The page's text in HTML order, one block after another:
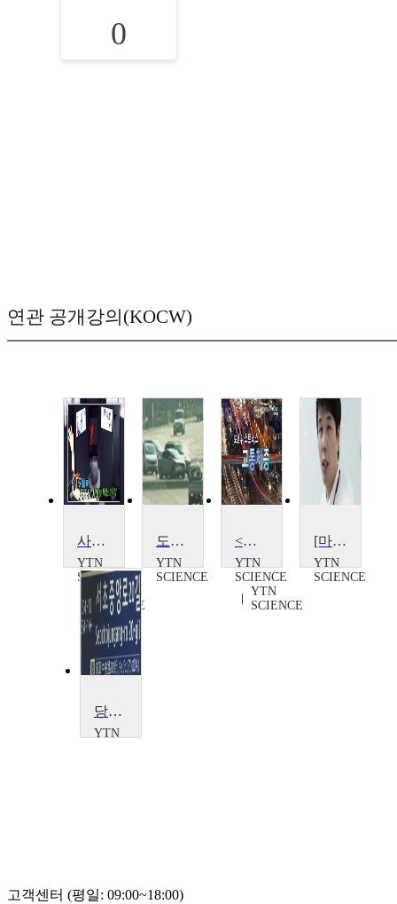
0
연관 공개강의(KOCW)
사고 막는 IT 기술, 도로교통
YTN
SCIENCE
YTN
SCIENCE
도시인의 스트레스, 도로 교통 소음
YTN
SCIENCE
<다큐S+>도로 위 스트레스, 교통체증
YTN
SCIENCE
YTN
SCIENCE
[마이웨이] 도로위의 숨은 주역, 김진우 연구원
YTN
SCIENCE
당신의 도로명 주소를 아십니까?
YTN
고객센터 (평일: 09:00~18:00)